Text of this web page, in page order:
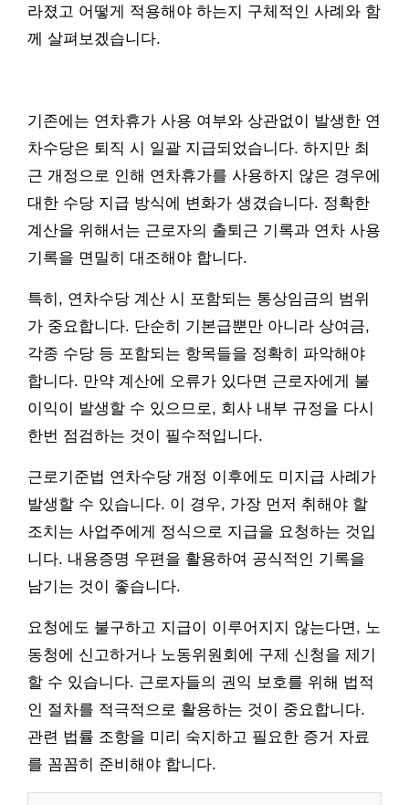
라졌고 어떻게 적용해야 하는지 구체적인 사례와 함
께 살펴보겠습니다.
기존에는 연차휴가 사용 여부와 상관없이 발생한 연
차수당은 퇴직 시 일괄 지급되었습니다. 하지만 최
근 개정으로 인해 연차휴가를 사용하지 않은 경우에
대한 수당 지급 방식에 변화가 생겼습니다. 정확한
계산을 위해서는 근로자의 출퇴근 기록과 연차 사용
기록을 면밀히 대조해야 합니다.
특히, 연차수당 계산 시 포함되는 통상임금의 범위
가 중요합니다. 단순히 기본급뿐만 아니라 상여금,
각종 수당 등 포함되는 항목들을 정확히 파악해야
합니다. 만약 계산에 오류가 있다면 근로자에게 불
이익이 발생할 수 있으므로, 회사 내부 규정을 다시
한번 점검하는 것이 필수적입니다.
근로기준법 연차수당 개정 이후에도 미지급 사례가
발생할 수 있습니다. 이 경우, 가장 먼저 취해야 할
조치는 사업주에게 정식으로 지급을 요청하는 것입
니다. 내용증명 우편을 활용하여 공식적인 기록을
남기는 것이 좋습니다.
요청에도 불구하고 지급이 이루어지지 않는다면, 노
동청에 신고하거나 노동위원회에 구제 신청을 제기
할 수 있습니다. 근로자들의 권익 보호를 위해 법적
인 절차를 적극적으로 활용하는 것이 중요합니다.
관련 법률 조항을 미리 숙지하고 필요한 증거 자료
를 꼼꼼히 준비해야 합니다.